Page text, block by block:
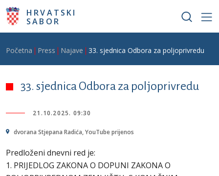
Skoči na glavni sadržaj
HRVATSKI
SABOR
Breadcrumb
Početna Press Najave 33. sjednica Odbora za poljoprivredu
33. sjednica Odbora za poljoprivredu
21.10.2025. 09:30
dvorana Stjepana Radića, YouTube prijenos
Predloženi dnevni red je:
1. PRIJEDLOG ZAKONA O DOPUNI ZAKONA O